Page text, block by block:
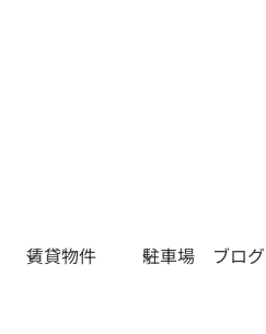
賃貸物件 駐車場 ブログ